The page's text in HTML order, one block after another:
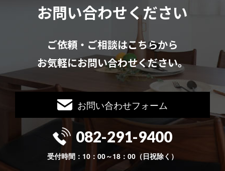
お問い合わせください
ご依頼・ご相談はこちらから
お気軽にお問い合わせください。
お問い合わせフォーム
082-291-9400
受付時間：10：00～18：00（日祝除く）